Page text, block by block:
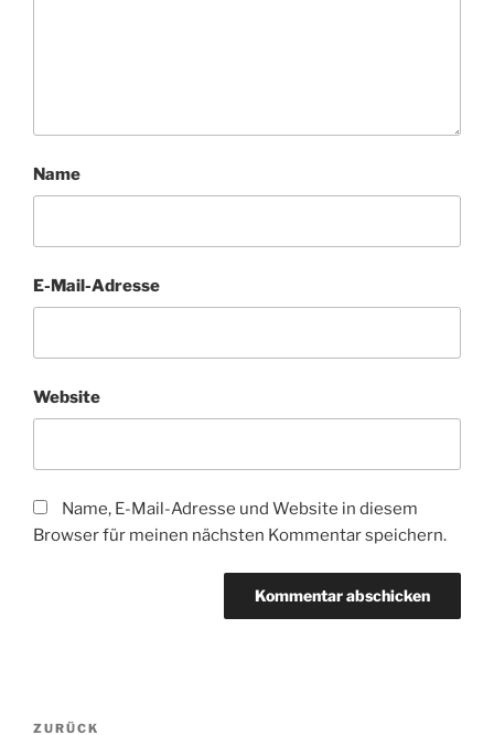
Name
E-Mail-Adresse
Website
Name, E-Mail-Adresse und Website in diesem
Browser für meinen nächsten Kommentar speichern.
Beitragsnavigation
Vorheriger
ZURÜCK